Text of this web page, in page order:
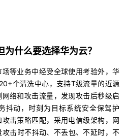
什么要选择华为云？
等业务中经受全球使用考验外，华
个清洗中心，支持T级流量的近源
络和攻击流量，发现攻击后秒级启
抖动，时刻为目标系统安全保驾护
击策略匹配，采用电信级架构，网
击时不抖动、不丢包、不延时，不